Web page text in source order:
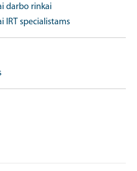
darbo rinkai
IRT specialistams